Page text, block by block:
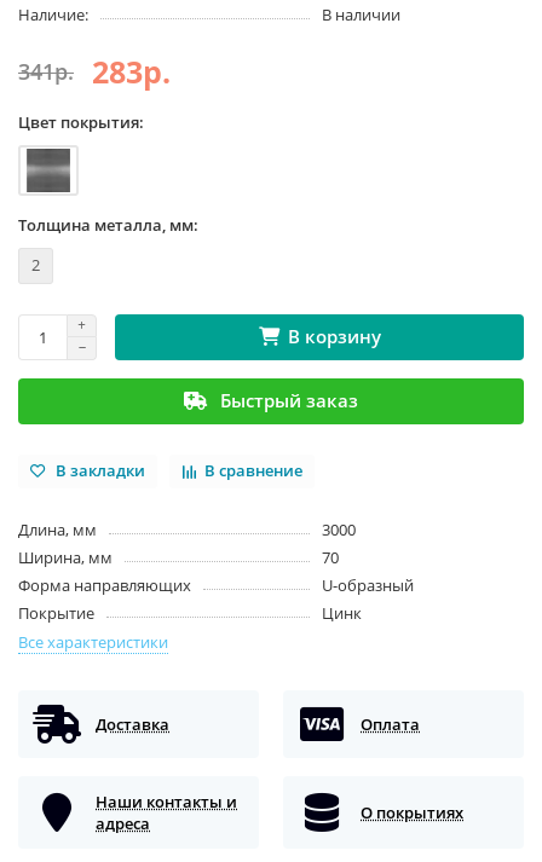
Наличие:
В наличии
341р. 283р.
Цвет покрытия:
Толщина металла, мм:
2
В корзину
Быстрый заказ
В закладки В сравнение
Длина, мм
3000
Ширина, мм
70
Форма направляющих
U-образный
Покрытие
Цинк
Все характеристики
Доставка Оплата
Наши контакты и
адреса
О покрытиях